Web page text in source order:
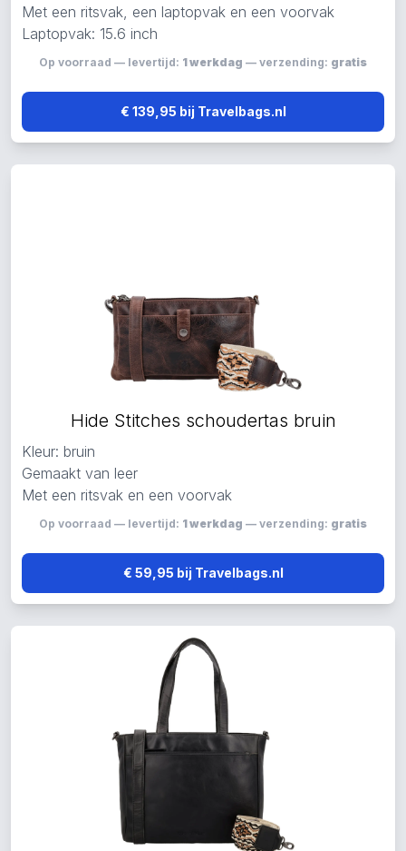
Met een ritsvak, een laptopvak en een voorvak
Laptopvak: 15.6 inch
Op voorraad — levertijd: 1 werkdag — verzending: gratis
€ 139,95 bij Travelbags.nl
Hide Stitches schoudertas bruin
Kleur: bruin
Gemaakt van leer
Met een ritsvak en een voorvak
Op voorraad — levertijd: 1 werkdag — verzending: gratis
€ 59,95 bij Travelbags.nl